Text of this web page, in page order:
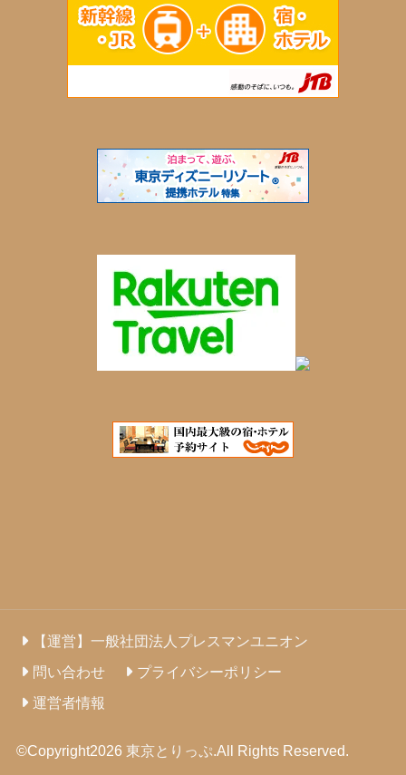
【運営】一般社団法人プレスマンユニオン
問い合わせ
プライバシーポリシー
運営者情報
©Copyright2026 東京とりっぷ.All Rights Reserved.